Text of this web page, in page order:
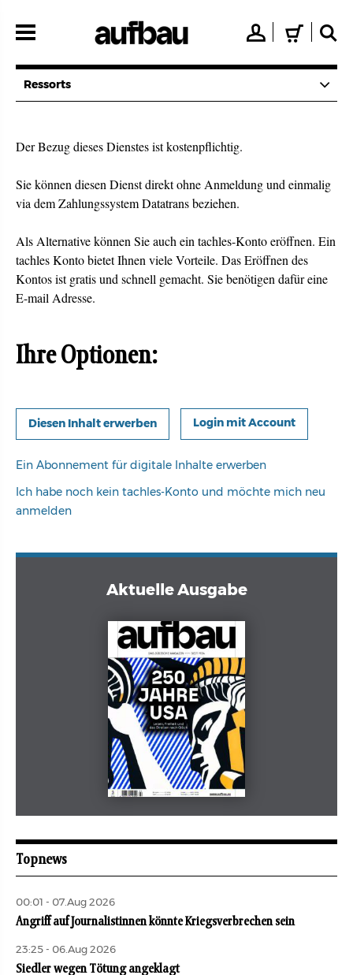
zum
👤 🛒 🔍
Ressorts
Der Bezug dieses Dienstes ist kostenpflichtig.
Sie können diesen Dienst direkt ohne Anmeldung und einmalig
via dem Zahlungssystem Datatrans beziehen.
Als Alternative können Sie auch ein tachles-Konto eröffnen. Ein
tachles Konto bietet Ihnen viele Vorteile. Das Eröffnen des
Kontos ist gratis und schnell gemacht. Sie benötigen dafür eine
E-mail Adresse.
Ihre Optionen:
Login mit Account
Ein Abonnement für digitale Inhalte erwerben
Ich habe noch kein tachles-Konto und möchte mich neu
anmelden
Aktuelle Ausgabe
aufbau
Topnews
00:01 - 07.Aug 2026
Angriff auf Journalistinnen könnte Kriegsverbrechen sein
23:25 - 06.Aug 2026
Siedler wegen Tötung angeklagt